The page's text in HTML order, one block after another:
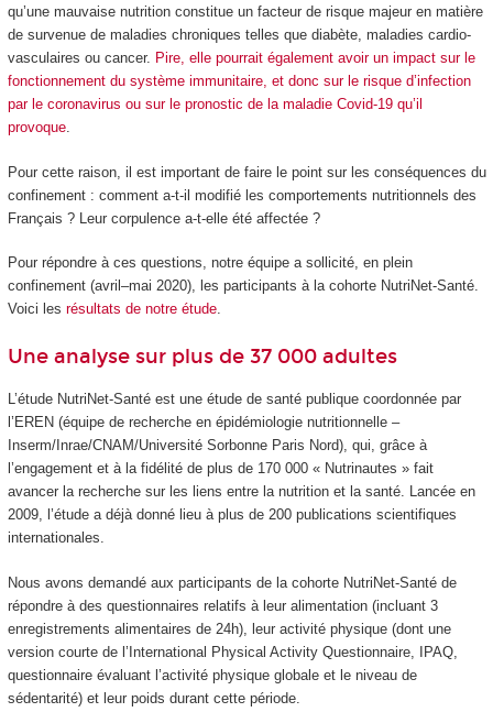
qu’une mauvaise nutrition constitue un facteur de risque majeur en matière
de survenue de maladies chroniques telles que diabète, maladies cardio-
vasculaires ou cancer. Pire, elle pourrait également avoir un impact sur le
fonctionnement du système immunitaire, et donc sur le risque d’infection
par le coronavirus ou sur le pronostic de la maladie Covid-19 qu’il
provoque.
Pour cette raison, il est important de faire le point sur les conséquences du
confinement : comment a-t-il modifié les comportements nutritionnels des
Français ? Leur corpulence a-t-elle été affectée ?
Pour répondre à ces questions, notre équipe a sollicité, en plein
confinement (avril–mai 2020), les participants à la cohorte NutriNet-Santé.
Voici les résultats de notre étude.
Une analyse sur plus de 37 000 adultes
L’étude NutriNet-Santé est une étude de santé publique coordonnée par
l’EREN (équipe de recherche en épidémiologie nutritionnelle –
Inserm/Inrae/CNAM/Université Sorbonne Paris Nord), qui, grâce à
l’engagement et à la fidélité de plus de 170 000 « Nutrinautes » fait
avancer la recherche sur les liens entre la nutrition et la santé. Lancée en
2009, l’étude a déjà donné lieu à plus de 200 publications scientifiques
internationales.
Nous avons demandé aux participants de la cohorte NutriNet-Santé de
répondre à des questionnaires relatifs à leur alimentation (incluant 3
enregistrements alimentaires de 24h), leur activité physique (dont une
version courte de l’International Physical Activity Questionnaire, IPAQ,
questionnaire évaluant l’activité physique globale et le niveau de
sédentarité) et leur poids durant cette période.